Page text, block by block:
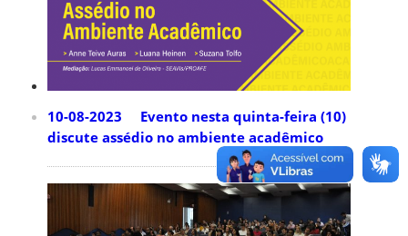
10-08-2023 Evento nesta quinta-feira (10)
discute assédio no ambiente acadêmico